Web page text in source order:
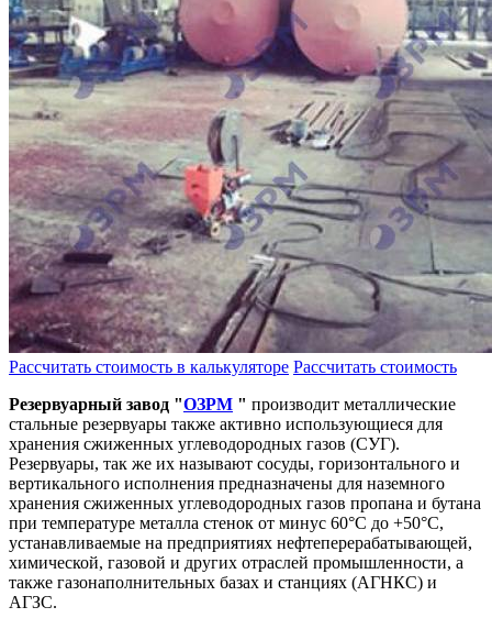
Рассчитать стоимость в калькуляторе Рассчитать стоимость
Резервуарный завод "ОЗРМ " производит металлические
стальные резервуары также активно использующиеся для
хранения сжиженных углеводородных газов (СУГ).
Резервуары, так же их называют сосуды, горизонтального и
вертикального исполнения предназначены для наземного
хранения сжиженных углеводородных газов пропана и бутана
при температуре металла стенок от минус 60°С до +50°С,
устанавливаемые на предприятиях нефтеперерабатывающей,
химической, газовой и других отраслей промышленности, а
также газонаполнительных базах и станциях (АГНКС) и
АГЗС.